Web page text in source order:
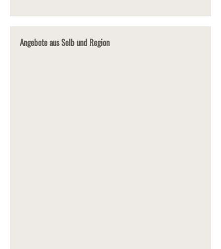
Angebote aus Selb und Region